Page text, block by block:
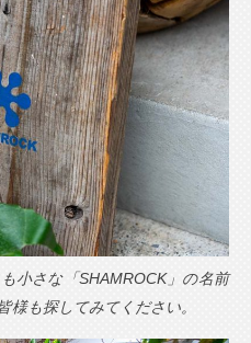
小さな「SHAMROCK」の名前
様も探してみてください。